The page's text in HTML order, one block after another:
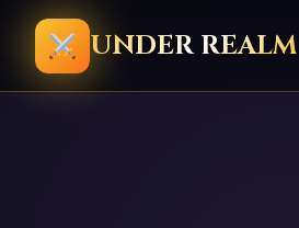
UNDER REALM